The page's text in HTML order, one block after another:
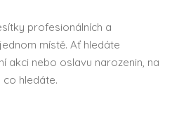
profesionálních a
místě. Ať hledáte
akci nebo oslavu narozenin, na
hledáte.